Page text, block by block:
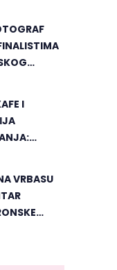
PAPRIKAŠA
U
I
VRBASU